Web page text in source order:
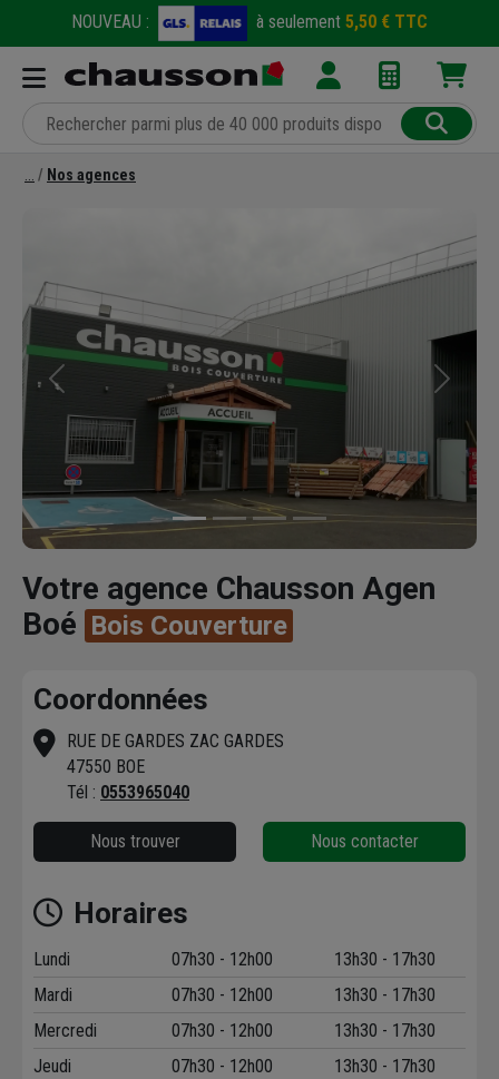
NOUVEAU : à seulement 5,50 € TTC
Nos agences
Précédent Suivant
Votre agence Chausson Agen
Boé Bois Couverture
Coordonnées
RUE DE GARDES ZAC GARDES
47550 BOE
Tél : 0553965040
Nous trouver Nous contacter
Horaires
Lundi 07h30 - 12h00
13h30 - 17h30
Mardi
07h30 - 12h00
13h30 - 17h30
Mercredi
07h30 - 12h00
13h30 - 17h30
Jeudi
07h30 - 12h00
13h30 - 17h30